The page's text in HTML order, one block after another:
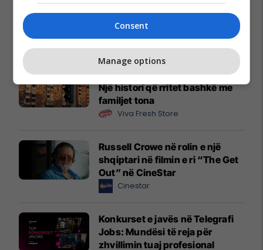
Promo Reklamo këtu
"A po takohemi? Veni dihet" –
Një histori që rritet bashkë me
familjet tona
Viva Fresh Store
Russell Crowe në rolin e një
shqiptari në filmin e ri “The Get
Out” në CineStar
Cinestar
Konkurset e javës në Telegrafi
Jobs: Mundësi të reja për
zhvillimin tuaj profesional
Consent
Manage options